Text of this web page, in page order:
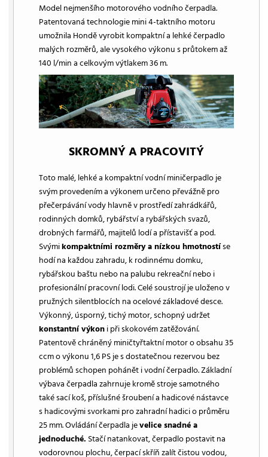
Model nejmenšího motorového vodního čerpadla.
Patentovaná technologie mini 4-taktního motoru
umožnila Hondě vyrobit kompaktní a lehké čerpadlo
malých rozměrů, ale vysokého výkonu s průtokem až
140 l/min a celkovým výtlakem 36 m.
SKROMNÝ A PRACOVITÝ
Toto malé, lehké a kompaktní vodní miničerpadlo je
svým provedením a výkonem určeno převážně pro
přečerpávání vody hlavně v prostředí zahrádkářů,
rodinných domků, rybářství a rybářských svazů,
drobných farmářů, majitelů lodí a přístavišť a pod.
Svýmikompaktními rozměry a nízkou hmotnostíse
hodí na každou zahradu, k rodinnému domku,
rybářskou baštu nebo na palubu rekreační nebo i
profesionální pracovní lodi. Celé soustrojí je uloženo v
pružných silentblocích na ocelové základové desce.
Výkonný, úsporný, tichý motor, schopný udržet
konstantní výkoni při skokovém zatěžování.
Patentově chráněný miničtyřtaktní motor o obsahu 35
ccm o výkonu 1,6 PS je s dostatečnou rezervou bez
problémů schopen pohánět i vodní čerpadlo. Základní
výbava čerpadla zahrnuje kromě stroje samotného
také sací koš, příslušné šroubení a hadicové nástavce
s hadicovými svorkami pro zahradní hadici o průměru
25 mm. Ovládání čerpadla jevelice snadné a
jednoduché. Stačí natankovat, čerpadlo postavit na
vodorovnou plochu, čerpací skříň zalít čistou vodou,